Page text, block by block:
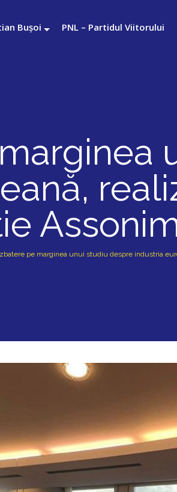
Bușoi PNL – Partidul Viitorului
pe marginea unui studiu despre industria